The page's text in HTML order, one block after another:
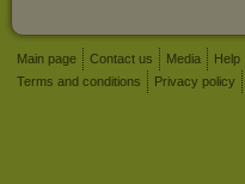
Main page Contact us Media Help
Terms and conditions
Privacy policy